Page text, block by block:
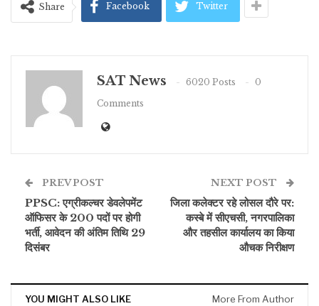
Share Facebook Twitter
SAT News 6020 Posts
0
Comments
PREV POST
PPSC: एग्रीकल्चर डेवलेपमेंट
ऑफिसर के 200 पदों पर होगी
भर्ती, आवेदन की अंतिम तिथि 29
दिसंबर
NEXT POST
जिला कलेक्टर रहे लोसल दौरे पर:
कस्बे में सीएचसी, नगरपालिका
और तहसील कार्यालय का किया
औचक निरीक्षण
YOU MIGHT ALSO LIKE More From Author